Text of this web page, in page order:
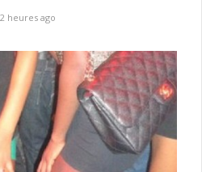
2 heures ago